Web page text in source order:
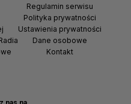
Regulamin serwisu
Polityka prywatności
Ustawienia prywatności
Dane osobowe
Kontakt